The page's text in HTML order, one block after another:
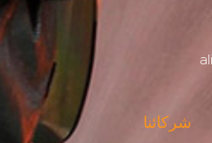
شركائنا